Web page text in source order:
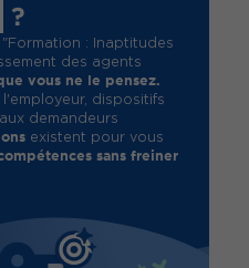
?
: Inaptitudes
des agents
vous ne le pensez.
dispositifs
demandeurs
existent pour vous
sans freiner